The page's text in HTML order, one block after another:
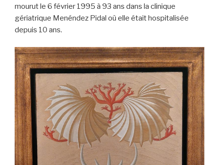
mourut le 6 février 1995 à 93 ans dans la clinique
gériatrique Menéndez Pidal où elle était hospitalisée
depuis 10 ans.